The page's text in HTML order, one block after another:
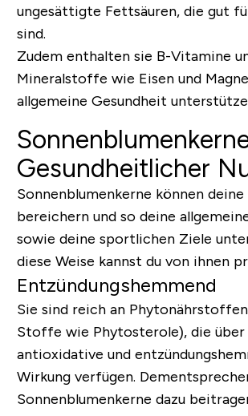
ungesättigte Fettsäuren, die gut
sind.
Zudem enthalten sie B-Vitamine
Mineralstoffe wie Eisen und
allgemeine Gesundheit
Gesundheitlicher
Sonnenblumenkerne können deine
bereichern und so deine
sowie deine sportlichen Ziele
diese Weise kannst du von ihnen
Entzündungshemmend
Sie sind reich an
Stoffe wie Phytosterole), die über
antioxidative und
Wirkung verfügen.
Sonnenblumenkerne dazu